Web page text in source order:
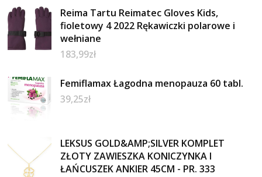
Reima Tartu Reimatec Gloves Kids,
fioletowy 4 2022 Rękawiczki polarowe i
wełniane
183,99zł
Femiflamax Łagodna menopauza 60 tabl.
39,25zł
LEKSUS GOLD&AMP;SILVER KOMPLET
ZŁOTY ZAWIESZKA KONICZYNKA I
ŁAŃCUSZEK ANKIER 45CM - PR. 333